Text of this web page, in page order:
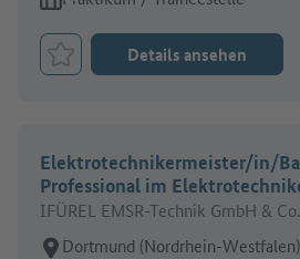
Job merken
Details ansehen
Elektrotechnikermeister/in/
Professional im
IFÜREL EMSR-Technik GmbH &
Arbeitsort:
Dortmund (Nordrhein-Westfalen)